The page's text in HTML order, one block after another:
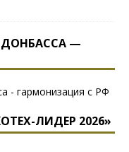
—
ЛИДЕР 2026»